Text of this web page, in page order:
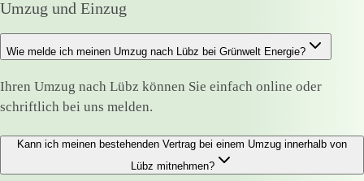
Umzug und Einzug
Wie melde ich meinen Umzug nach Lübz bei Grünwelt Energie?
Ihren Umzug nach Lübz können Sie einfach online oder
schriftlich bei uns melden.
Kann ich meinen bestehenden Vertrag bei einem Umzug innerhalb von
Lübz mitnehmen?